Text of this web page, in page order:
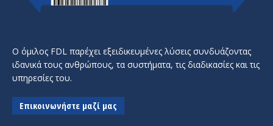
Ο όμιλος FDL παρέχει εξειδικευμένες λύσεις συνδυάζοντας
ιδανικά τους ανθρώπους, τα συστήματα, τις διαδικασίες και τις
υπηρεσίες του.
Επικοινωνήστε μαζί μας